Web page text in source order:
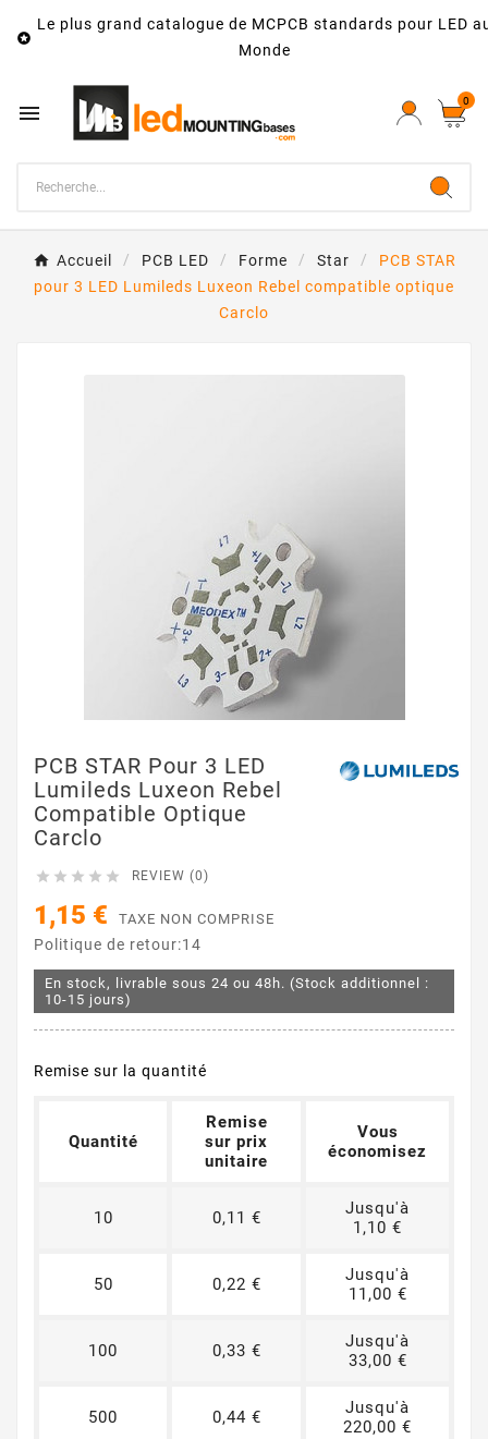

Le plus grand catalogue de MCPCB standards pour LED
Monde
 0
Accueil PCB LED Forme Star
PCB STAR
pour 3 LED Lumileds Luxeon Rebel compatible optique
Carclo
PCB STAR Pour 3 LED
Lumileds Luxeon Rebel
Compatible Optique
Carclo
     REVIEW (0)
1,15 € TAXE NON COMPRISE
Politique de retour:14
En stock, livrable sous 24 ou 48h. (Stock additionnel :
10-15 jours)
Remise sur la quantité
Quantité
Remise
sur prix
unitaire
Vous
économisez
10 0,11 €
Jusqu'à
1,10 €
50 0,22 €
Jusqu'à
11,00 €
100 0,33 €
Jusqu'à
33,00 €
500 0,44 €
Jusqu'à
220,00 €